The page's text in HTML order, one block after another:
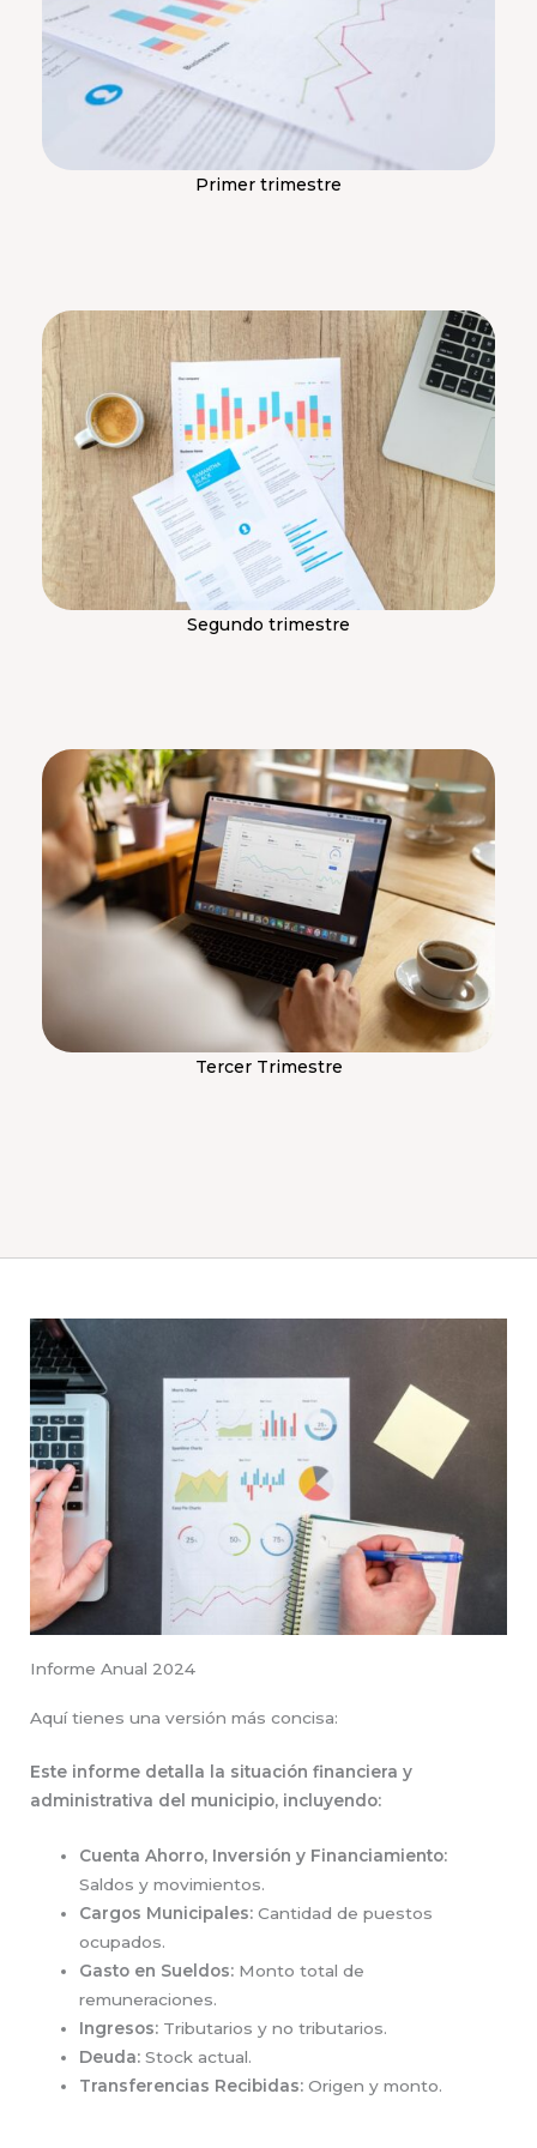
Primer trimestre
Segundo trimestre
Tercer Trimestre
Informe Anual 2024
Aquí tienes una versión más concisa:
Este informe detalla la situación financiera y
administrativa del municipio, incluyendo:
Cuenta Ahorro, Inversión y Financiamiento:
Saldos y movimientos.
Cargos Municipales: Cantidad de puestos
ocupados.
Gasto en Sueldos: Monto total de
remuneraciones.
Ingresos: Tributarios y no tributarios.
Deuda: Stock actual.
Transferencias Recibidas: Origen y monto.